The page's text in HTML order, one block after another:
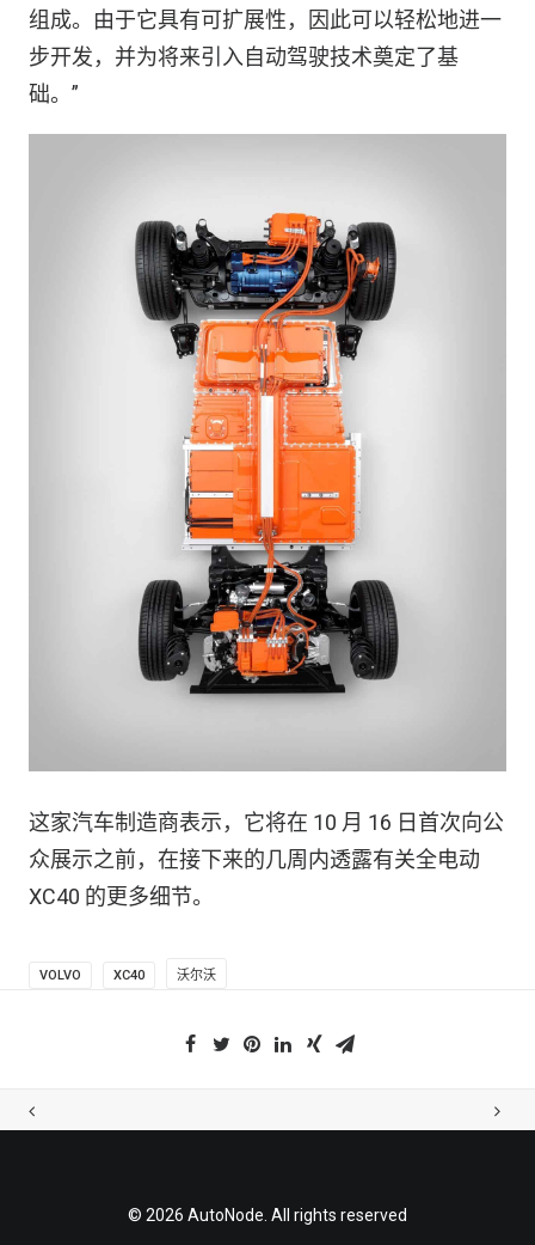
组成。由于它具有可扩展性，因此可以轻松地进一
步开发，并为将来引入自动驾驶技术奠定了基
础。”
这家汽车制造商表示，它将在 10 月 16 日首次向公
众展示之前，在接下来的几周内透露有关全电动
XC40 的更多细节。
VOLVO XC40 沃尔沃
© 2026 AutoNode. All rights reserved